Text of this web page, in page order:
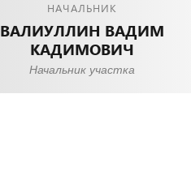
НАЧАЛЬНИК
ВАЛИУЛЛИН ВАДИМ
КАДИМОВИЧ
Начальник участка